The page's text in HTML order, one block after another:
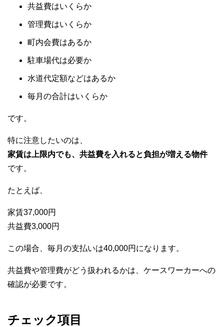
共益費はいくらか
管理費はいくらか
町内会費はあるか
駐車場代は必要か
水道代定額などはあるか
毎月の合計はいくらか
です。
特に注意したいのは、
家賃は上限内でも、共益費を入れると負担が増える物件
です。
たとえば、
家賃37,000円
共益費3,000円
この場合、毎月の支払いは40,000円になります。
共益費や管理費がどう扱われるかは、ケースワーカーへの
確認が必要です。
チェック項目